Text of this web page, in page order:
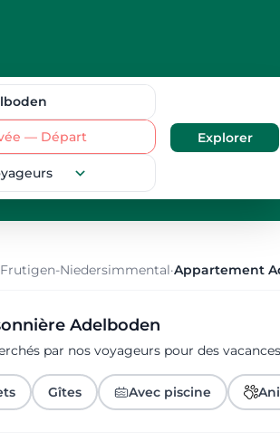
Niedersimmental·Appartement
Adelboden
par nos voyageurs pour des
Gîtes Avec piscine